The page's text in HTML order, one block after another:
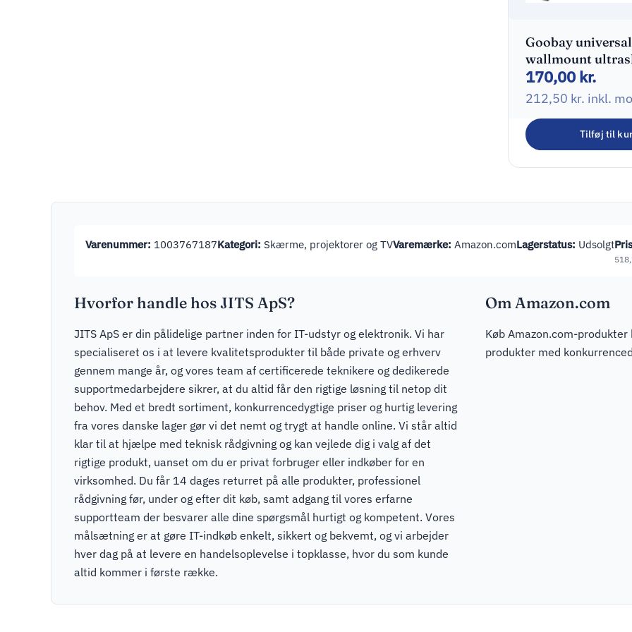
Goobay universal
wallmount
32-55″
170,00 kr.
212,50 kr. inkl.
Tilføj til
Varenummer: 1003767187Kategori: Skærme, projektorer og TVVaremærke: Amazon.comLagerstatus: Udsolgt
Hvorfor handle hos JITS ApS?
JITS ApS er din pålidelige partner inden for IT-udstyr og elektronik. Vi har
specialiseret os i at levere kvalitetsprodukter til både private og erhverv
gennem mange år, og vores team af certificerede teknikere og dedikerede
supportmedarbejdere sikrer, at du altid får den rigtige løsning til netop dit
behov. Med et bredt sortiment, konkurrencedygtige priser og hurtig levering
fra vores danske lager gør vi det nemt og trygt at handle online. Vi står altid
klar til at hjælpe med teknisk rådgivning og kan vejlede dig i valg af det
rigtige produkt, uanset om du er privat forbruger eller indkøber for en
virksomhed. Du får 14 dages returret på alle produkter, professionel
rådgivning før, under og efter dit køb, samt adgang til vores erfarne
supportteam der besvarer alle dine spørgsmål hurtigt og kompetent. Vores
målsætning er at gøre IT-indkøb enkelt, sikkert og bekvemt, og vi arbejder
hver dag på at levere en handelsoplevelse i topklasse, hvor du som kunde
altid kommer i første række.
Om Amazon.com
Køb Amazon.com-
produkter med